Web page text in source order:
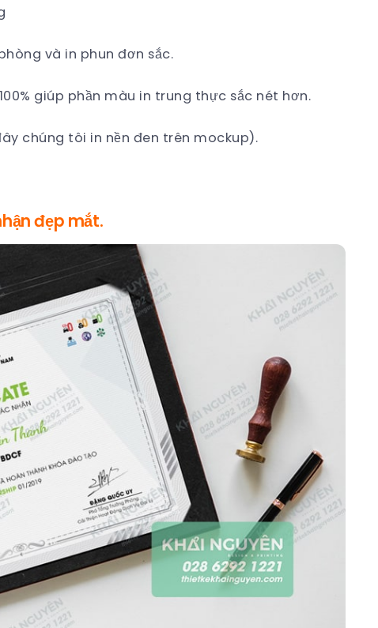
và in phun đơn sắc.
giúp phần màu in trung thực sắc nét hơn.
chúng tôi in nền đen trên mockup).
đẹp mắt.